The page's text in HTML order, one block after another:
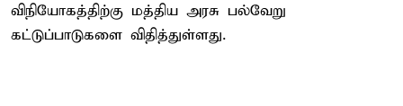
விநியோகத்திற்கு மத்திய அரசு பல்வேறு
கட்டுப்பாடுகளை விதித்துள்ளது.